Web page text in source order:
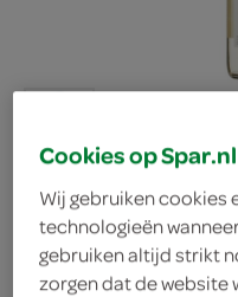
Huiswijn
Cookies op Spar.nl
Wij gebruiken cookies
technologieën
gebruiken altijd strikt
zorgen dat de website